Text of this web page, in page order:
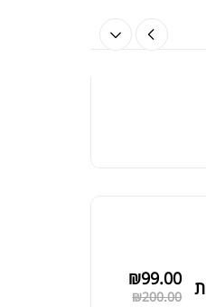
₪200.00
₪99.00